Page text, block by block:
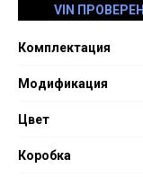
VIN ПРОВЕРЕН
Комплектация
Модификация
Цвет
Коробка